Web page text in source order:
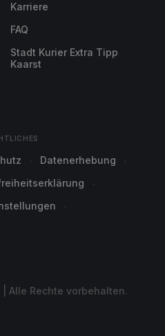
Karriere
FAQ
Stadt Kurier Extra Tipp
Kaarst
Datenerhebung
Alle Rechte vorbehalten.